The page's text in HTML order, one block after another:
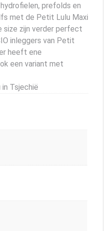
prefolds en
met de Petit Lulu Maxi
size zijn verder perfect
inleggers van Petit
heeft ene
een variant met
Tsjechië